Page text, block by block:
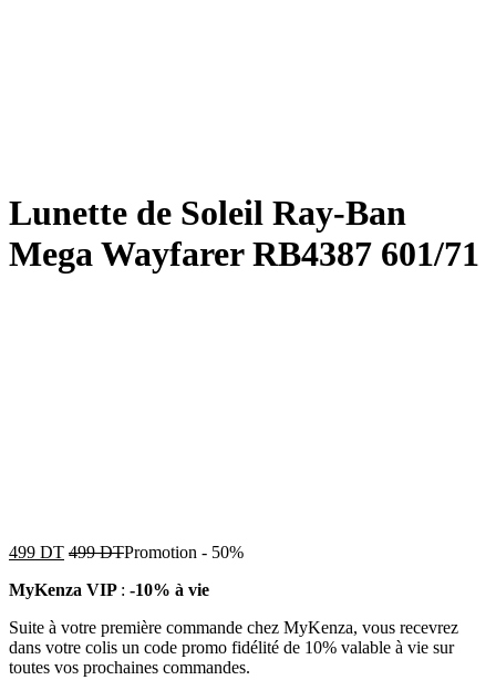
Lunette de Soleil Ray-Ban
Mega Wayfarer RB4387 601/71
499 DT 499DTPromotion - 50%
MyKenza VIP : -10% à vie
Suite à votre première commande chez MyKenza, vous recevrez
dans votre colis un code promo fidélité de 10% valable à vie sur
toutes vos prochaines commandes.